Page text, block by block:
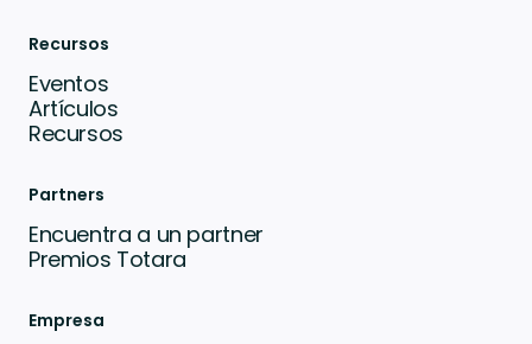
Recursos
Eventos
Artículos
Recursos
Partners
Encuentra a un partner
Premios Totara
Empresa